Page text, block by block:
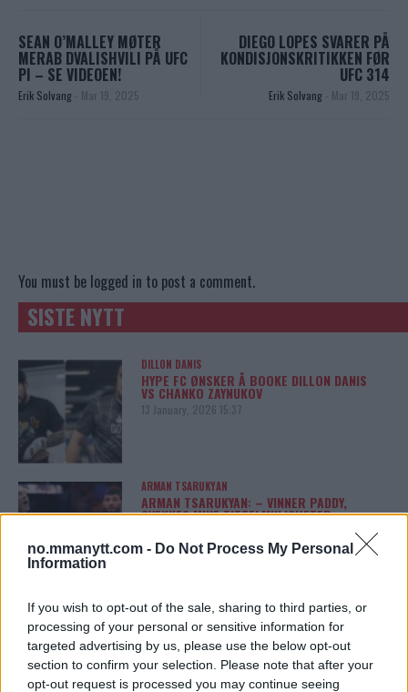
no.mmanytt.com - Do Not Process My Personal
Information
If you wish to opt-out of the sale, sharing to third parties, or
processing of your personal or sensitive information for
targeted advertising by us, please use the below opt-out
section to confirm your selection. Please note that after your
opt-out request is processed you may continue seeing
SEAN O’MALLEY MØTER
MERAB DVALISHVILI PÅ UFC
PI – SE VIDEOEN!
Erik Solvang - Mar 19, 2025
DIEGO LOPES SVARER PÅ
KONDISJONSKRITIKKEN FØR
UFC 314
Erik Solvang - Mar 19, 2025
You must be logged in to post a comment.
SISTE NYTT
DILLON DANIS
HYPE FC ØNSKER Å BOOKE DILLON DANIS
VS CHANKO ZAYNUKOV
13 January, 2026 15:37
ARMAN TSARUKYAN
ARMAN TSARUKYAN: – VINNER PADDY,
SVEKKES MINE TITTELMULIGHETER
UFC
LEKKEDE UFC?MELDINGER AVSLØRER
SPILLET BAK KULISSENE
12 January, 2026 18:40